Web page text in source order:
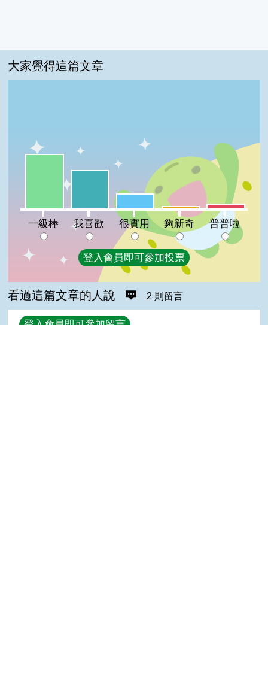
大家覺得這篇文章
我喜歡:33%
很實用:13%
夠新奇:2%普普啦:4%
一級棒
我喜歡 很實用 夠新奇 普普啦
登入會員即可參加投票
看過這篇文章的人說 2 則留言
回覆
登入會員即可參加留言